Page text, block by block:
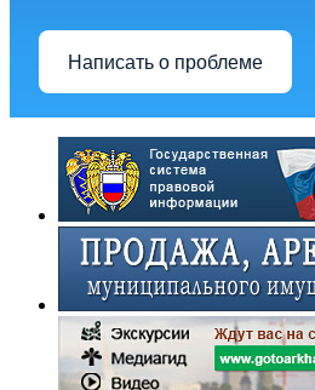
Написать о проблеме